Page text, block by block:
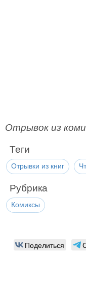
Отрывок из
Теги
Отрывки из книг
Рубрика
Комиксы
Поделиться